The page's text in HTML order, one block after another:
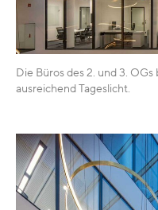
Die Büros des 2. und 3.
ausreichend Tageslicht.